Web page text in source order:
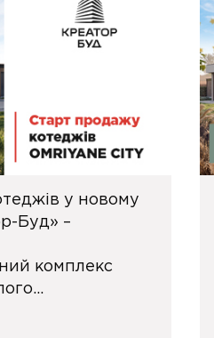
у новому
Буд» –
комплекс